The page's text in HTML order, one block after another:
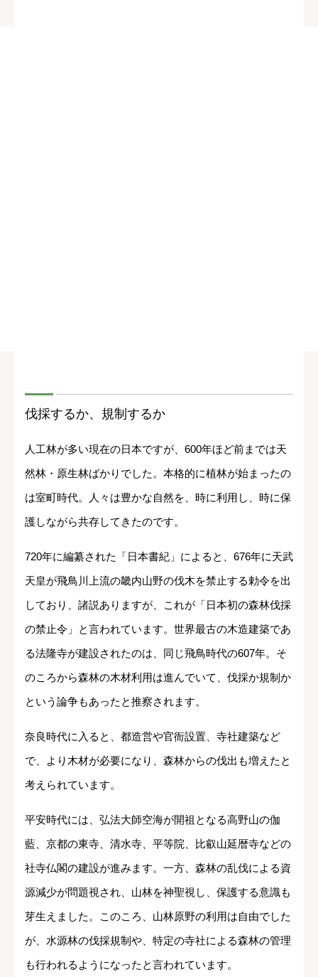
伐採するか、規制するか
人工林が多い現在の日本ですが、600年ほど前までは天
然林・原生林ばかりでした。本格的に植林が始まったの
は室町時代。人々は豊かな自然を、時に利用し、時に保
護しながら共存してきたのです。
720年に編纂された「日本書紀」によると、676年に天武
天皇が飛鳥川上流の畿内山野の伐木を禁止する勅令を出
しており、諸説ありますが、これが「日本初の森林伐採
の禁止令」と言われています。世界最古の木造建築であ
る法隆寺が建設されたのは、同じ飛鳥時代の607年。そ
のころから森林の木材利用は進んでいて、伐採か規制か
という論争もあったと推察されます。
奈良時代に入ると、都造営や官衙設置、寺社建築など
で、より木材が必要になり、森林からの伐出も増えたと
考えられています。
平安時代には、弘法大師空海が開祖となる高野山の伽
藍、京都の東寺、清水寺、平等院、比叡山延暦寺などの
社寺仏閣の建設が進みます。一方、森林の乱伐による資
源減少が問題視され、山林を神聖視し、保護する意識も
芽生えました。このころ、山林原野の利用は自由でした
が、水源林の伐採規制や、特定の寺社による森林の管理
も行われるようになったと言われています。